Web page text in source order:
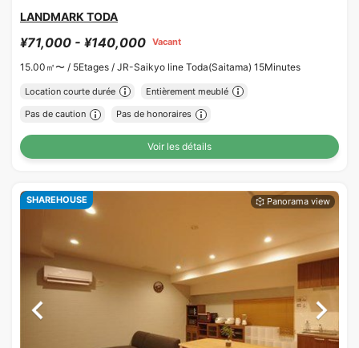
LANDMARK TODA
¥71,000 - ¥140,000 Vacant
15.00㎡〜 / 5Etages / JR-Saikyo line Toda(Saitama) 15Minutes
Location courte durée Entièrement meublé
Pas de caution Pas de honoraires
Voir les détails
SHAREHOUSE